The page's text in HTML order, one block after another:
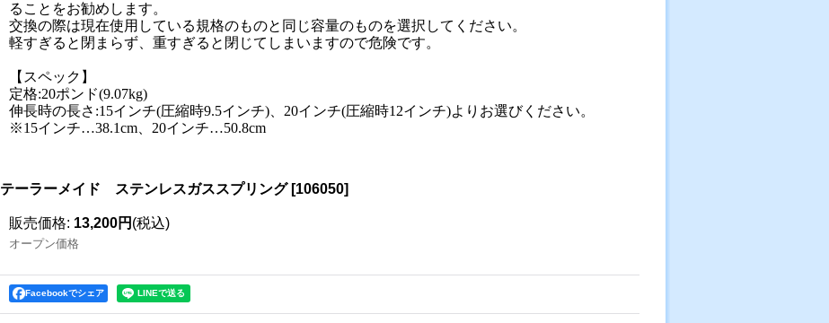
ることをお勧めします。
交換の際は現在使用している規格のものと同じ容量のものを選択してください。
軽すぎると閉まらず、重すぎると閉じてしまいますので危険です。
【スペック】
定格:20ポンド(9.07kg)
伸長時の長さ:15インチ(圧縮時9.5インチ)、20インチ(圧縮時12インチ)よりお選びください。
※15インチ…38.1cm、20インチ…50.8cm
テーラーメイド ステンレスガススプリング [106050]
販売価格: 13,200円 (税込)
オープン価格
Facebookでシェア